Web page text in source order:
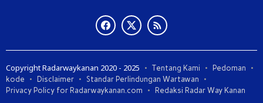
Copyright Radarwaykanan 2020 - 2025 Tentang Kami
Pedoman
kode
Disclaimer
Standar Perlindungan Wartawan
Privacy Policy for Radarwaykanan.com
Redaksi Radar Way Kanan